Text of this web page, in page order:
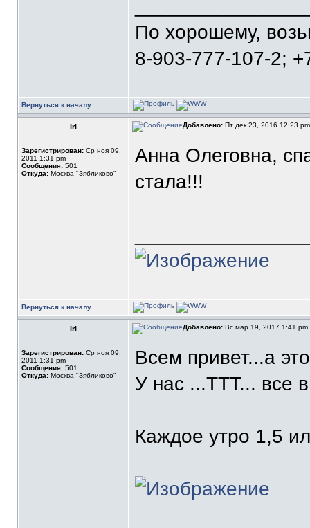
По хорошему,
8-903-777-107-2;
Вернуться к началу
Iri Добавлено: Пт дек 23, 2016 12:23
Зарегистрирован: Ср ноя 09,
2011 1:31 pm
Сообщения: 501
Откуда: Москва "Зябликово"
Анна Олеговна,
стала!!!
Вернуться к началу
Iri Добавлено: Вс мар 19, 2017 1:41 pm
Зарегистрирован: Ср ноя 09,
2011 1:31 pm
Сообщения: 501
Откуда: Москва "Зябликово"
Всем привет...а
У нас ...ТТТ... все
Каждое утро 1,5